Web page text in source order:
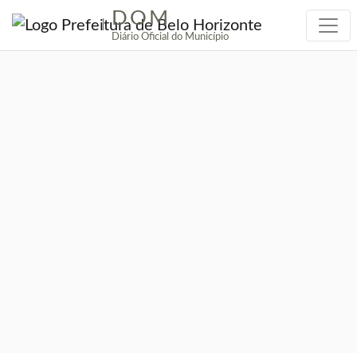
| DOM
Diário Oficial do Município